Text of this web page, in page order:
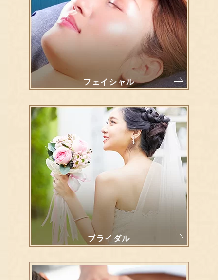
フェイシャル
ブライダル